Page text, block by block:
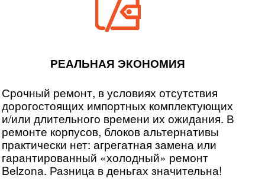
РЕАЛЬНАЯ ЭКОНОМИЯ
Срочный ремонт, в условиях отсутствия
дорогостоящих импортных комплектующих
и/или длительного времени их ожидания. В
ремонте корпусов, блоков альтернативы
практически нет: агрегатная замена или
гарантированный «холодный» ремонт
Belzona. Разница в деньгах значительна!